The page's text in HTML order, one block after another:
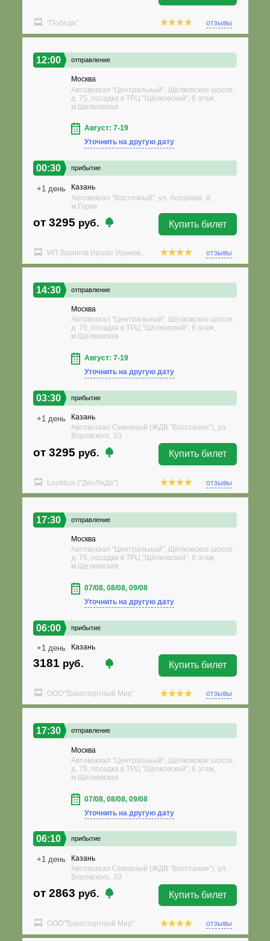
"Победа" отзывы
12:00 отправление
Москва
Автовокзал "Центральный", Щёлковское шоссе,
д. 75, посадка в ТРЦ "Щёлковский", 6 этаж,
м.Щелковская
Август: 7-19
Уточнить на другую дату
00:30 прибытие
+1 день
Казань
Автовокзал "Восточный", ул. Аграрная, 8,
м.Горки
от 3295 руб. Купить билет
ИП Зарипов Иршат Иреков... отзывы
14:30 отправление
Москва
Автовокзал "Центральный", Щёлковское шоссе,
д. 75, посадка в ТРЦ "Щёлковский", 6 этаж,
м.Щелковская
Август: 7-19
Уточнить на другую дату
03:30 прибытие
+1 день
Казань
Автовокзал Северный (ЖДВ "Восстания"), ул.
Воровского, 33
от 3295 руб. Купить билет
Lookbus ("ДенЛеДа") отзывы
17:30 отправление
Москва
Автовокзал "Центральный", Щёлковское шоссе,
д. 75, посадка в ТРЦ "Щёлковский", 6 этаж,
м.Щелковская
07/08, 08/08, 09/08
Уточнить на другую дату
06:00 прибытие
+1 день Казань
3181 руб. Купить билет
ООО"Транспортный Мир" отзывы
17:30 отправление
Москва
Автовокзал "Центральный", Щёлковское шоссе,
д. 75, посадка в ТРЦ "Щёлковский", 6 этаж,
м.Щелковская
07/08, 08/08, 09/08
Уточнить на другую дату
06:10 прибытие
+1 день
Казань
Автовокзал Северный (ЖДВ "Восстания"), ул.
Воровского, 33
от 2863 руб. Купить билет
ООО"Транспортный Мир" отзывы